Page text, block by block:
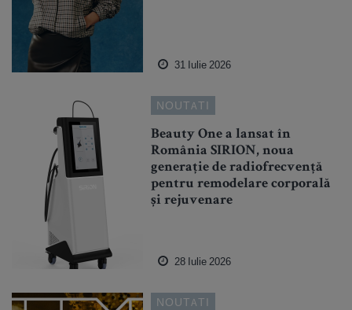
31 Iulie 2026
NOUTATI
Beauty One a lansat în
România SIRION, noua
generație de radiofrecvență
pentru remodelare corporală
și rejuvenare
28 Iulie 2026
NOUTATI